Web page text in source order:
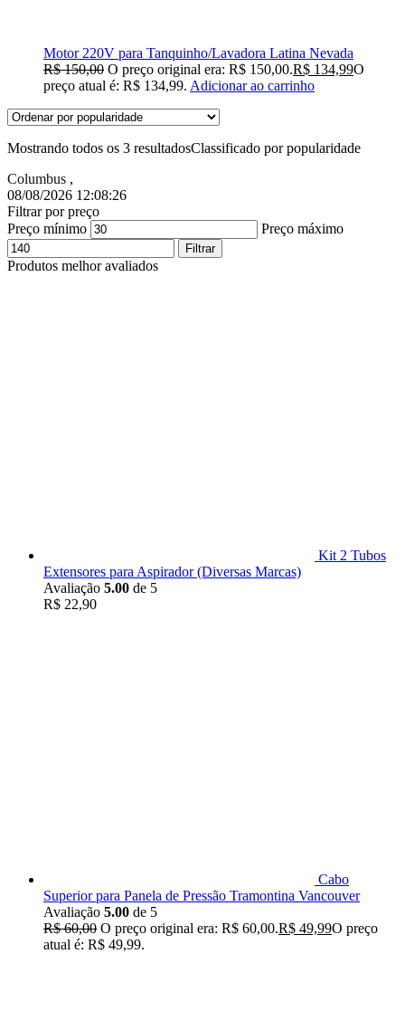
Motor 220V para Tanquinho/Lavadora Latina Nevada
R$150,00 O preço original era: R$ 150,00.R$ 134,99O
preço atual é: R$ 134,99. Adicionar ao carrinho
Mostrando todos os 3 resultadosClassificado por popularidade
Columbus ,
08/08/2026 12:08:27
Filtrar por preço
Preço mínimo
Preço máximo
Filtrar
Produtos melhor avaliados
Kit 2 Tubos
Extensores para Aspirador (Diversas Marcas)
Avaliação 5.00 de 5
R$ 22,90
Cabo
Superior para Panela de Pressão Tramontina Vancouver
Avaliação 5.00 de 5
R$60,00 O preço original era: R$ 60,00.R$ 49,99O preço
atual é: R$ 49,99.